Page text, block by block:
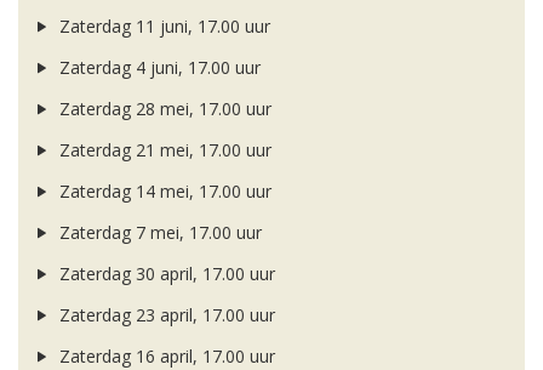
Zaterdag 11 juni, 17.00 uur
Zaterdag 4 juni, 17.00 uur
Zaterdag 28 mei, 17.00 uur
Zaterdag 21 mei, 17.00 uur
Zaterdag 14 mei, 17.00 uur
Zaterdag 7 mei, 17.00 uur
Zaterdag 30 april, 17.00 uur
Zaterdag 23 april, 17.00 uur
Zaterdag 16 april, 17.00 uur